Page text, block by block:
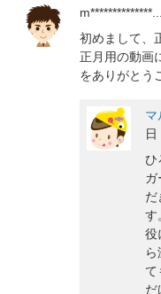
m**************...
初めまして、
正月用の動画
をありがとう
マ
日
ひ
ガ
だ
す
役
て
だ